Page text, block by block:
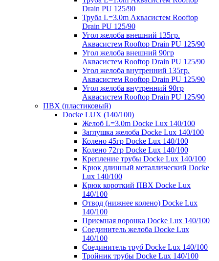
Drain PU 125/90
Труба L=3.0m Аквасистем Rooftop
Drain PU 125/90
Угол желоба внешний 135гр.
Аквасистем Rooftop Drain PU 125/90
Угол желоба внешний 90гр
Аквасистем Rooftop Drain PU 125/90
Угол желоба внутренний 135гр.
Аквасистем Rooftop Drain PU 125/90
Угол желоба внутренний 90гр
Аквасистем Rooftop Drain PU 125/90
ПВХ (пластиковый)
Docke LUX (140/100)
Желоб L=3.0m Docke Lux 140/100
Заглушка желоба Docke Lux 140/100
Колено 45гр Docke Lux 140/100
Колено 72гр Docke Lux 140/100
Крепление трубы Docke Lux 140/100
Крюк длинный металлический Docke
Lux 140/100
Крюк короткий ПВХ Docke Lux
140/100
Отвод (нижнее колено) Docke Lux
140/100
Приемная воронка Docke Lux 140/100
Соединитель желоба Docke Lux
140/100
Соединитель труб Docke Lux 140/100
Тройник трубы Docke Lux 140/100